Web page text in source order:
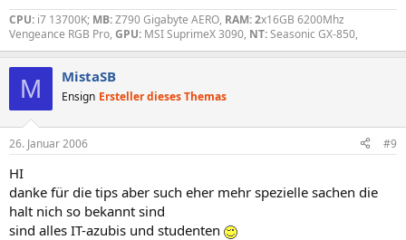
CPU: i7 13700K; MB:Z790 Gigabyte AERO, RAM: 2x16GB 6200Mhz
Vengeance RGB Pro, GPU: MSI SuprimeX 3090, NT:Seasonic GX-850,
M MistaSB
Ensign Ersteller dieses Themas
26. Januar 2006 #9
HI
danke für die tips aber such eher mehr spezielle sachen die
halt nich so bekannt sind
sind alles IT-azubis und studenten